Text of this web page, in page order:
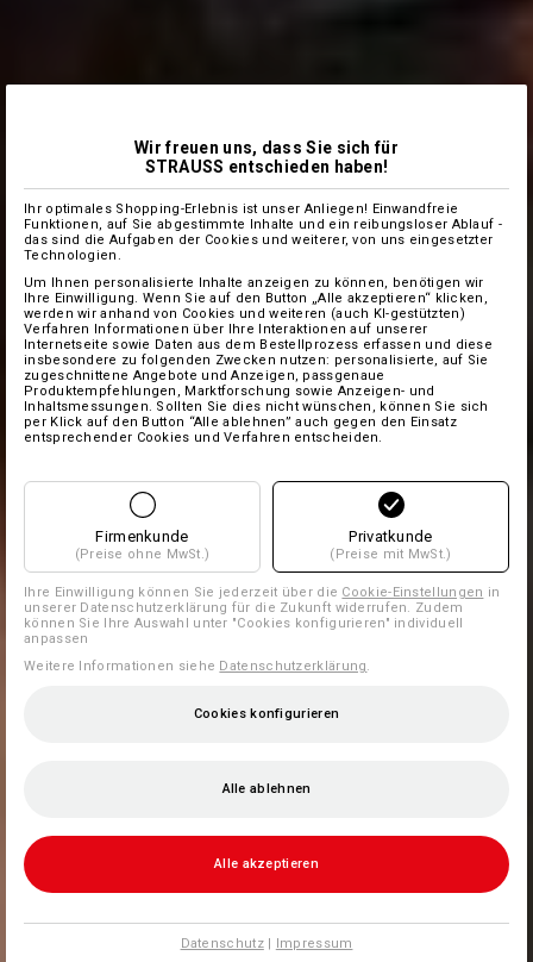
Wir freuen uns, dass Sie sich für
STRAUSS entschieden haben!
Ihr optimales Shopping-Erlebnis ist unser Anliegen! Einwandfreie
Funktionen, auf Sie abgestimmte Inhalte und ein reibungsloser Ablauf -
das sind die Aufgaben der Cookies und weiterer, von uns eingesetzter
Technologien.
Um Ihnen personalisierte Inhalte anzeigen zu können, benötigen wir
Ihre Einwilligung. Wenn Sie auf den Button „Alle akzeptieren“ klicken,
werden wir anhand von Cookies und weiteren (auch KI-gestützten)
Verfahren Informationen über Ihre Interaktionen auf unserer
Internetseite sowie Daten aus dem Bestellprozess erfassen und diese
insbesondere zu folgenden Zwecken nutzen: personalisierte, auf Sie
zugeschnittene Angebote und Anzeigen, passgenaue
Produktempfehlungen, Marktforschung sowie Anzeigen- und
Inhaltsmessungen. Sollten Sie dies nicht wünschen, können Sie sich
per Klick auf den Button “Alle ablehnen” auch gegen den Einsatz
entsprechender Cookies und Verfahren entscheiden.
Firmenkunde
(Preise ohne MwSt.)
Privatkunde
(Preise mit MwSt.)
Ihre Einwilligung können Sie jederzeit über die Cookie-Einstellungen in
unserer Datenschutzerklärung für die Zukunft widerrufen. Zudem
können Sie Ihre Auswahl unter "Cookies konfigurieren" individuell
anpassen
Weitere Informationen siehe Datenschutzerklärung.
Cookies konfigurieren
Alle ablehnen
Alle akzeptieren
Datenschutz| Impressum